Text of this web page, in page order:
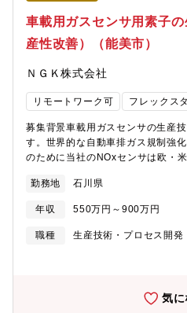
車載用ガスセンサ用素子
産性改善）（能美市）
ＮＧＫ株式会社
リモートワーク可 フレックス
募集背景車載用ガスセンサの生産
す。世界的な自動車排ガス規制強
のために当社のNOxセンサは欧・
自動車メーカーからの引合いも多
界シェアNo.1を誇ります。排ガス
な機能を持ったセンサの需要が高
にあたるジルコニア素子*の新規品
ます。*ジルコニアセラミック製で
界中の自動車メーカーを相手に、
り、責任とやりがいを感じられる
勤務地 石川県
年収 550万円～900万円
職種
生産技術・プロセス開発
気に